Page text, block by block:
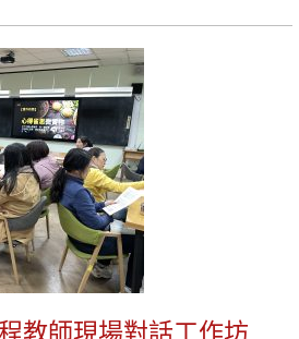
教師現場對話工作坊